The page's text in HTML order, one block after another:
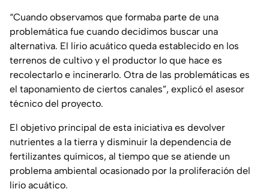
“Cuando observamos que formaba parte de una
problemática fue cuando decidimos buscar una
alternativa. El lirio acuático queda establecido en los
terrenos de cultivo y el productor lo que hace es
recolectarlo e incinerarlo. Otra de las problemáticas es
el taponamiento de ciertos canales”, explicó el asesor
técnico del proyecto.
El objetivo principal de esta iniciativa es devolver
nutrientes a la tierra y disminuir la dependencia de
fertilizantes químicos, al tiempo que se atiende un
problema ambiental ocasionado por la proliferación del
lirio acuático.